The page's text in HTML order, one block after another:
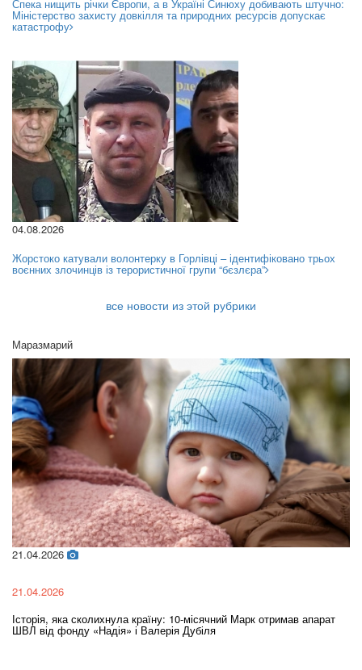
Спека нищить річки Європи, а в Україні Синюху добивають штучно:
Міністерство захисту довкілля та природних ресурсів допускає
катастрофу
04.08.2026
Жорстоко катували волонтерку в Горлівці – ідентифіковано трьох
воєнних злочинців із терористичної групи “бєзлєра”
все новости из этой рубрики
Маразмарий
21.04.2026
21.04.2026
Історія, яка сколихнула країну: 10-місячний Марк отримав апарат
ШВЛ від фонду «Надія» і Валерія Дубіля